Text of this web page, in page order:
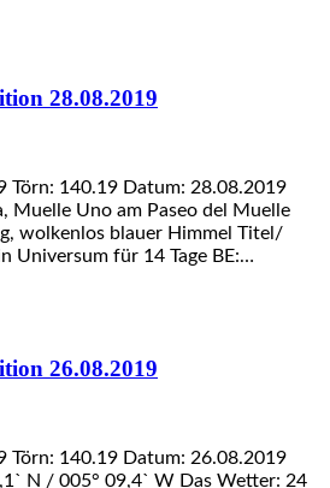
28.08.2019
Törn: 140.19 Datum: 28.08.2019
Muelle Uno am Paseo del Muelle
wolkenlos blauer Himmel Titel/
Universum für 14 Tage BE:…
26.08.2019
Törn: 140.19 Datum: 26.08.2019
N / 005° 09,4` W Das Wetter: 24